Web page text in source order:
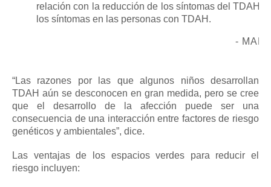
relación con la reducción de los síntomas del TDAH
los síntomas en las personas con TDAH.
-
“Las razones por las que algunos niños desarrollan
TDAH aún se desconocen en gran medida, pero se cree
que el desarrollo de la afección puede ser una
consecuencia de una interacción entre factores de riesgo
genéticos y ambientales”, dice.
Las ventajas de los espacios verdes para reducir el
riesgo incluyen: